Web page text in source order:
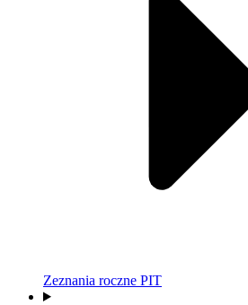
Zeznania roczne PIT